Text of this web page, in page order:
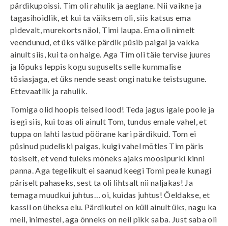
pärdikupoissi. Tim oli rahulik ja aeglane. Nii vaikne ja
tagasihoidlik, et kui ta väiksem oli, siis katsus ema
pidevalt, murekorts näol, Timi laupa. Ema oli nimelt
veendunud, et üks väike pärdik püsib paigal ja vakka
ainult siis, kui ta on haige. Aga Tim oli täie tervise juures
ja lõpuks leppis kogu suguselts selle kummalise
tõsiasjaga, et üks nende seast ongi natuke teistsugune.
Ettevaatlik ja rahulik.
Tomiga olid hoopis teised lood! Teda jagus igale poole ja
isegi siis, kui toas oli ainult Tom, tundus emale vahel, et
tuppa on lahti lastud pöörane kari pärdikuid. Tom ei
püsinud pudeliski paigas, kuigi vahel mõtles Tim päris
tõsiselt, et vend tuleks mõneks ajaks moosipurki kinni
panna. Aga tegelikult ei saanud keegi Tomi peale kunagi
päriselt pahaseks, sest ta oli lihtsalt nii naljakas! Ja
temaga muudkui juhtus… oi, kuidas juhtus! Öeldakse, et
kassil on üheksa elu. Pärdikutel on küll ainult üks, nagu ka
meil, inimestel, aga õnneks on neil pikk saba. Just saba oli